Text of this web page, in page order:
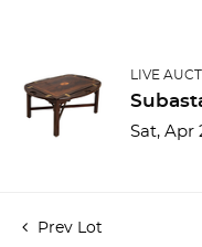
LIVE
Sat, Apr
Prev Lot